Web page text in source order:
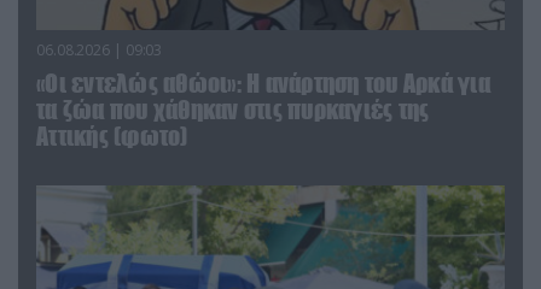
06.08.2026 | 09:03
«Οι εντελώς αθώοι»: Η ανάρτηση του Αρκά για
τα ζώα που χάθηκαν στις πυρκαγιές της
Αττικής (φωτο)